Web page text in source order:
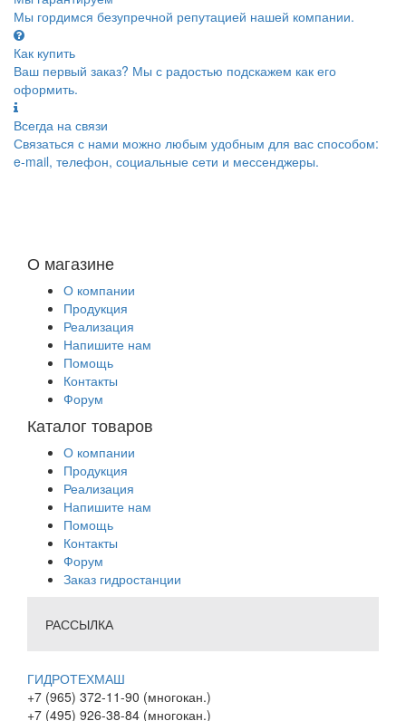
Мы гордимся безупречной репутацией нашей компании.
Как купить
Ваш первый заказ? Мы с радостью подскажем как его
оформить.
Всегда на связи
Связаться с нами можно любым удобным для вас способом:
e-mail, телефон, социальные сети и мессенджеры.
О магазине
О компании
Продукция
Реализация
Напишите нам
Помощь
Контакты
Форум
Каталог товаров
О компании
Продукция
Реализация
Напишите нам
Помощь
Контакты
Форум
Заказ гидростанции
РАССЫЛКА
ГИДРОТЕХМАШ
+7 (965) 372-11-90 (многокан.)
+7 (495) 926-38-84 (многокан.)